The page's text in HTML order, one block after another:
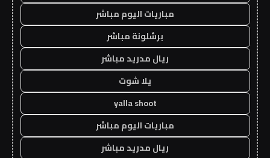
مباريات اليوم مباشر
برشلونة مباشر
ريال مدريد مباشر
يلا شوت
yalla shoot
مباريات اليوم مباشر
ريال مدريد مباشر